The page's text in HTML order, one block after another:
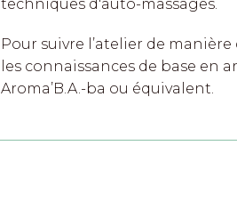
techniques d'auto-massages.
Pour suivre l’atelier de
les connaissances de base en
Aroma’B.A.-ba ou équivalent.